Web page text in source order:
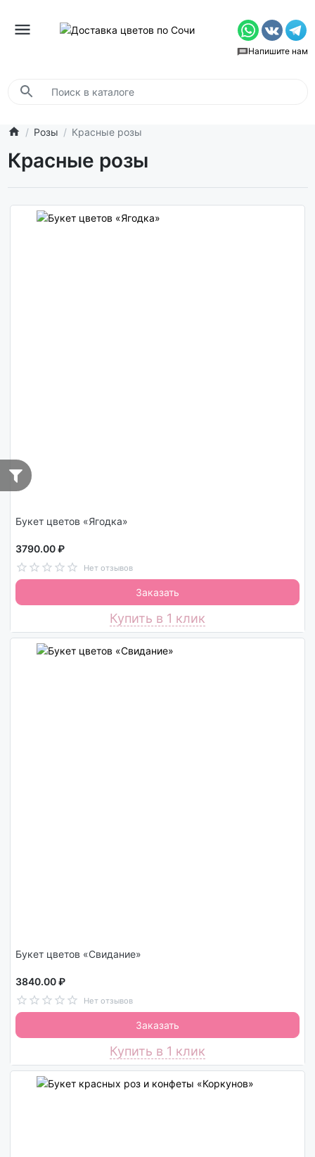
Напишите нам
Розы Красные розы
Красные розы
Букет цветов «Ягодка»
3790.00 ₽
Нет отзывов
Заказать
Купить в 1 клик
Букет цветов «Свидание»
3840.00 ₽
Нет отзывов
Заказать
Купить в 1 клик